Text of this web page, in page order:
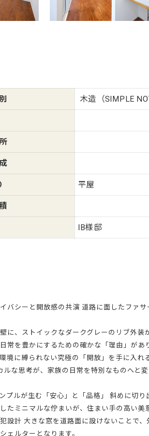
木造（SIMPLE
平屋
IB様邸
バシーと開放感の共演 道路に面したファサ
に、ストイックなダークグレーのリブ外装
常を豊かにするための確かな「理由」があ
境に縛られない究極の「開放」を手に入れ
な思考が、家族の日常を特別なものへと変
プルが生む「安心」と「品格」 斜めに切
たミニマルな佇まいが、住まい手の高い美
設計 大きな窓を道路面に設けないことで
ェルターとなります。